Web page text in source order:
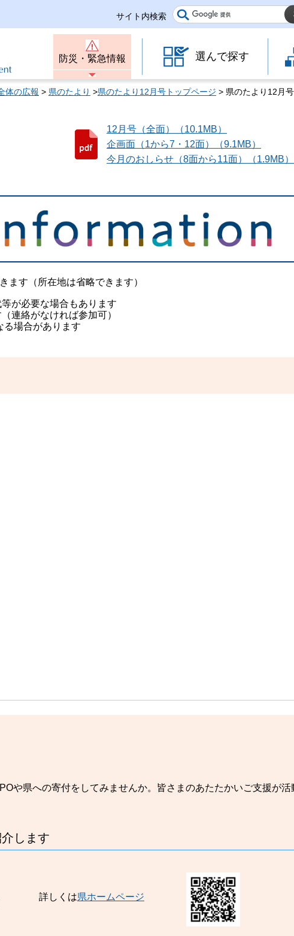
サイト内検索
防災・緊急情報 選んで探す
体の広報 > 県のたより >県のたより12月号トップページ > 県のたより12月
12月号（全面）（10.1MB）
企画面（1から7・12面）（9.1MB）
今月のおしらせ（8面から11面）（1.9MB）
ます（所在地は省略できます）
が必要な場合もあります
連絡がなければ参加可）
場合があります
や県への寄付をしてみませんか。皆さまのあたたかいご支援が活
します
詳しくは県ホームページ